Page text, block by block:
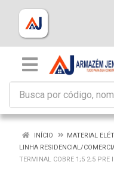
INÍCIO
MATERIAL
LINHA RESIDENCIAL/
TERMINAL COBRE 1;5 2;5 PRE